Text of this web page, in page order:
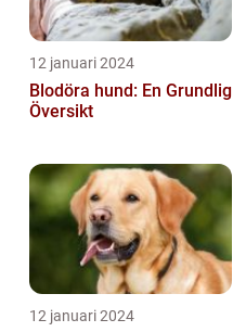
12 januari 2024
Blodöra hund: En Grundlig
Översikt
12 januari 2024